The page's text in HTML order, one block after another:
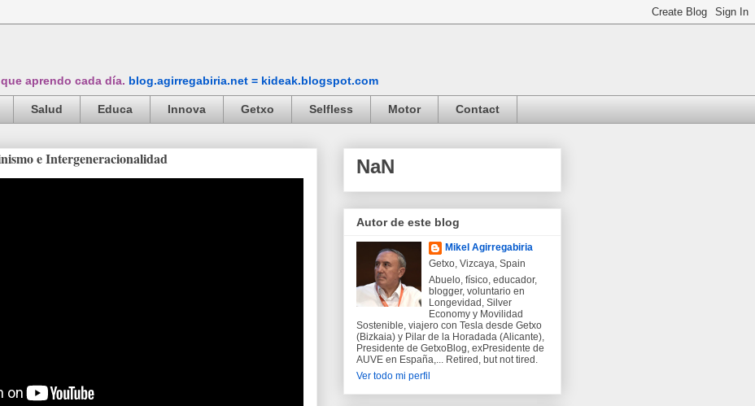
aprendo cada día. blog.agirregabiria.net = kideak.blogspot.com
Salud Educa Innova Getxo Selfless Motor Contact
e Intergeneracionalidad NaN
Autor de este blog
Mikel Agirregabiria
Getxo, Vizcaya, Spain
Abuelo, físico, educador,
blogger, voluntario en
Longevidad, Silver
Economy y Movilidad
Sostenible, viajero con Tesla desde Getxo
(Bizkaia) y Pilar de la Horadada (Alicante),
Presidente de GetxoBlog, exPresidente de
AUVE en España,... Retired, but not tired.
Ver todo mi perfil